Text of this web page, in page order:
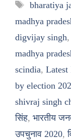
Tags
bharatiya
madhya
digvijay singh,
madhya
scindia, Latest
by election
shivraj singh
सिंह, भारतीय
उपचुनाव 2020,